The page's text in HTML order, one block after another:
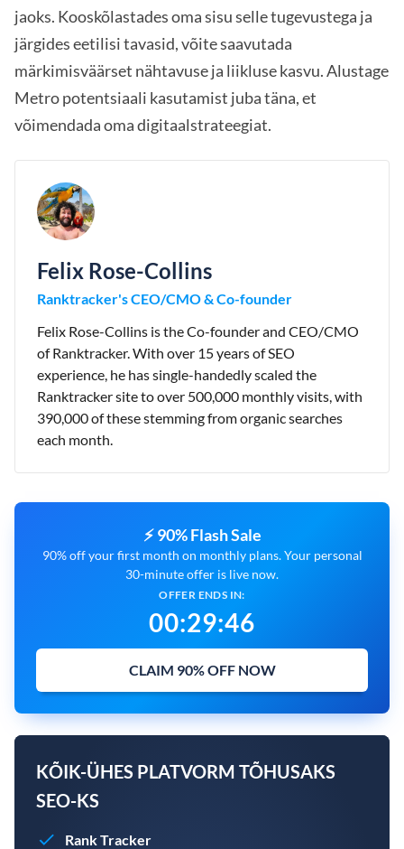
jaoks. Kooskõlastades oma sisu selle tugevustega ja
järgides eetilisi tavasid, võite saavutada
märkimisväärset nähtavuse ja liikluse kasvu. Alustage
Metro potentsiaali kasutamist juba täna, et
võimendada oma digitaalstrateegiat.
Felix Rose-Collins
Ranktracker's CEO/CMO & Co-founder
Felix Rose-Collins is the Co-founder and CEO/CMO
of Ranktracker. With over 15 years of SEO
experience, he has single-handedly scaled the
Ranktracker site to over 500,000 monthly visits, with
390,000 of these stemming from organic searches
each month.
⚡ 90% Flash Sale
90% off your first month on monthly plans. Your personal
30-minute offer is live now.
OFFER ENDS IN:
00:29:45
CLAIM 90% OFF NOW
KÕIK-ÜHES PLATVORM TÕHUSAKS
SEO-KS
Rank Tracker